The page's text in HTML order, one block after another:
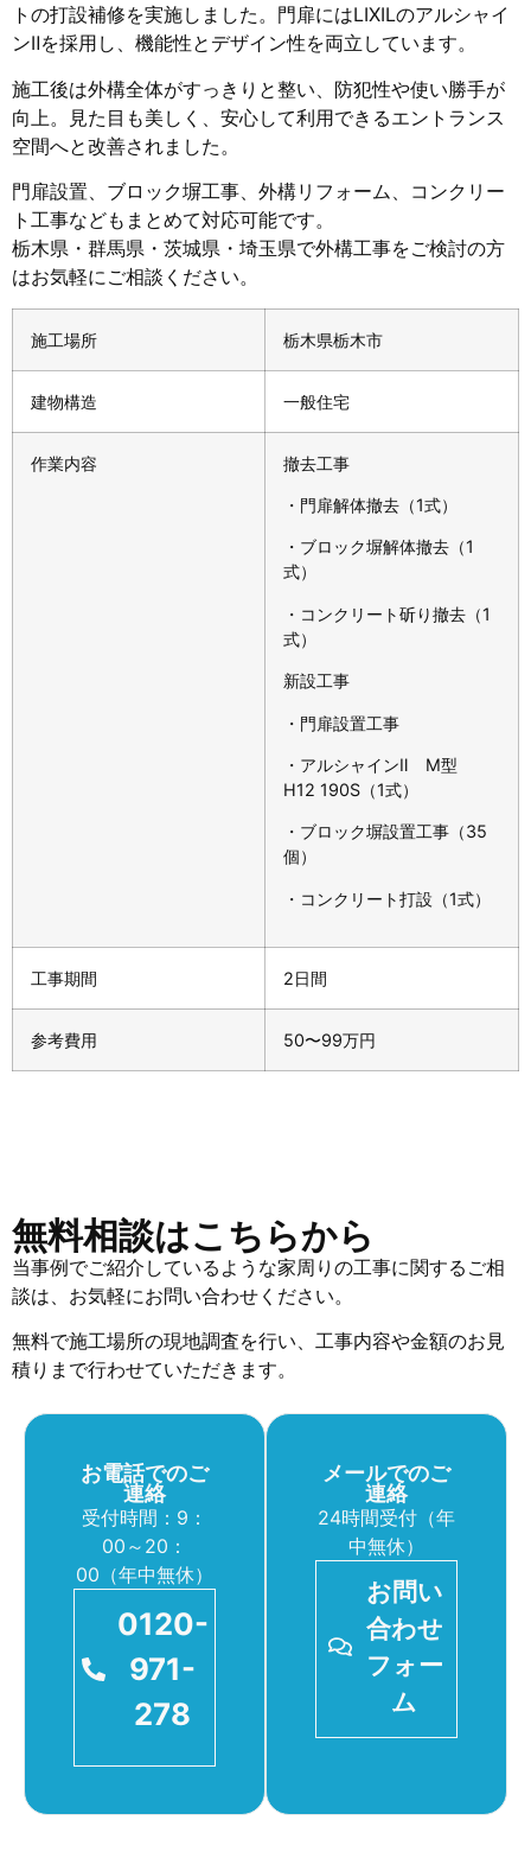
トの打設補修を実施しました。門扉にはLIXILのアルシャイ
ンⅡを採用し、機能性とデザイン性を両立しています。
施工後は外構全体がすっきりと整い、防犯性や使い勝手が
向上。見た目も美しく、安心して利用できるエントランス
空間へと改善されました。
門扉設置、ブロック塀工事、外構リフォーム、コンクリー
ト工事などもまとめて対応可能です。
栃木県・群馬県・茨城県・埼玉県で外構工事をご検討の方
はお気軽にご相談ください。
施工場所 栃木県栃木市
建物構造 一般住宅
作業内容 撤去工事
・門扉解体撤去（1式）
・ブロック塀解体撤去（1
式）
・コンクリート斫り撤去（1
式）
新設工事
・門扉設置工事
・アルシャインⅡ M型
H12 190S（1式）
・ブロック塀設置工事（35
個）
・コンクリート打設（1式）
工事期間 2日間
参考費用 50〜99万円
無料相談はこちらから
当事例でご紹介しているような家周りの工事に関するご相
談は、お気軽にお問い合わせください。
無料で施工場所の現地調査を行い、工事内容や金額のお見
積りまで行わせていただきます。
お電話でのご
連絡
受付時間：9：
00～20：
00（年中無休）
0120-
971-
278
メールでのご
連絡
24時間受付（年
中無休）
お問い
合わせ
フォー
ム